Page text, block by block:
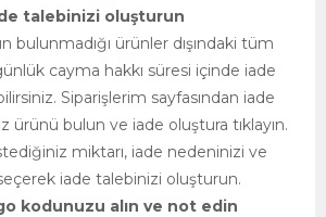
talebinizi oluşturun
bulunmadığı ürünler dışındaki tüm
cayma hakkı süresi içinde iade
Siparişlerim sayfasından iade
ürünü bulun ve iade oluştura tıklayın.
miktarı, iade nedeninizi ve
iade talebinizi oluşturun.
kodunuzu alın ve not edin